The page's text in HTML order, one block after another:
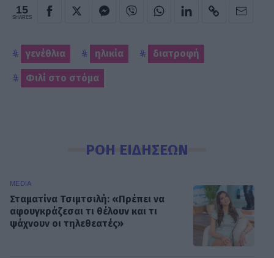
15
SHARES
γενέθλια ηλικία διατροφή
Φιλί στο στόμα
ΡΟΗ ΕΙΔΗΣΕΩΝ
MEDIA
Σταματίνα Τσιμτσιλή: «Πρέπει να
αφουγκράζεσαι τι θέλουν και τι
ψάχνουν οι τηλεθεατές»